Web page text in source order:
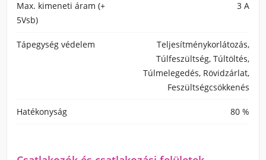
Max. kimeneti áram (+
5Vsb)
3 A
Tápegység védelem
Teljesítménykorlátozás,
Túlfeszültség, Túltöltés,
Túlmelegedés, Rövidzárlat,
Feszültségcsökkenés
Hatékonyság 80 %